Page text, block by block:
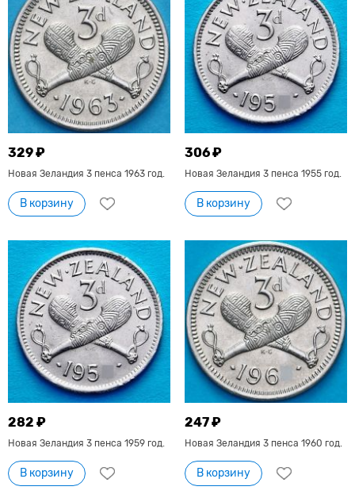
329 ₽
Новая Зеландия 3 пенса 1963 год.
В корзину
306 ₽
Новая Зеландия 3 пенса 1955 год.
В корзину
282 ₽
Новая Зеландия 3 пенса 1959 год.
В корзину
247 ₽
Новая Зеландия 3 пенса 1960 год.
В корзину